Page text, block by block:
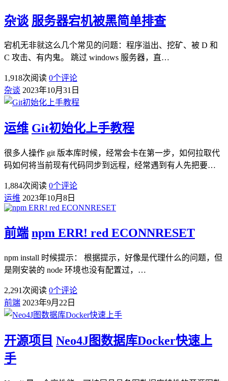
杂谈 服务器宕机被黑简单排查
宕机无非就这么几个常见的问题：程序溢出、挖矿、被 D 和
C 攻击、有内鬼。 跳过 windows 服务器，直…
1,918次阅读 0个评论
杂谈 2023年10月31日
运维 Git初始化上手教程
很多人操作 git 版本库时候，经常会卡在第一步，如何拉取代
码如何将当前现有代码同步到远程，经常遇到有人先把要…
1,884次阅读 0个评论
运维 2023年10月8日
前端 npm ERR! red ECONNRESET
npm install 时候提示： 根据提示，好像是代理什么的问题，但
是刚安装的 node 环境也没有配置过，…
2,291 次阅读 0个评论
前端 2023年9月22日
开源项目 Neo4J图数据库Docker快速上
手